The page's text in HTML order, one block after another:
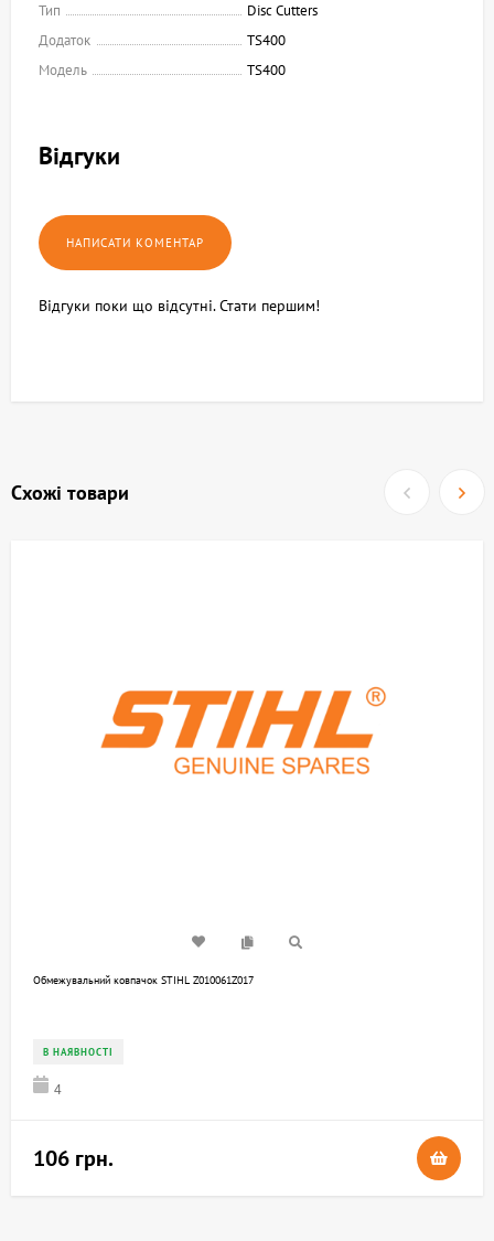
Тип
Disc Cutters
Додаток
TS400
Модель
TS400
Відгуки
Відгуки поки що відсутні. Стати першим!
Схожі товари
Обмежувальний ковпачок STIHL Z010061Z017
В НАЯВНОСТІ
4
106 грн.